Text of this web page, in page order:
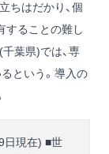
ちはだかり、個
することの難し
葉県)では、専
という。導入の
日現在) ■世